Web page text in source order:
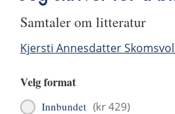
samtaler om litteratur
Kjersti Annesdatter
Velg format
Innbundet (kr 429)